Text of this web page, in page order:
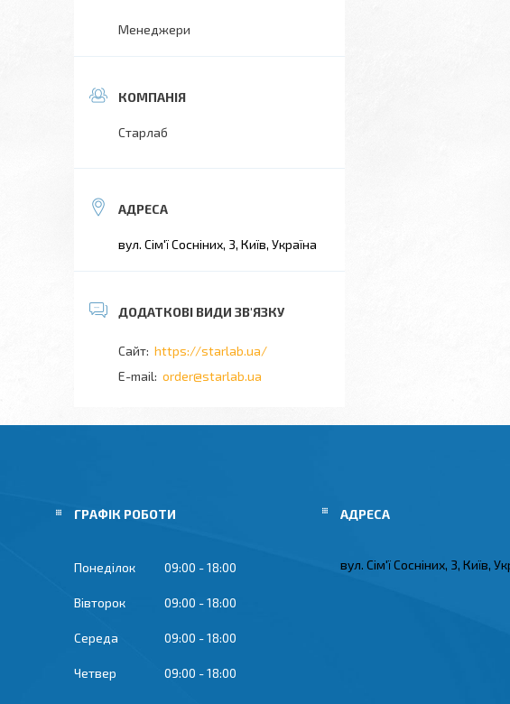
Менеджери
Старлаб
вул. Сім'ї Сосніних, 3, Київ, Україна
https://starlab.ua/
order@starlab.ua
ГРАФІК РОБОТИ
Понеділок 09:00 18:00
Вівторок 09:00 18:00
Середа 09:00 18:00
Четвер 09:00 18:00
вул. Сім'ї Сосніних, 3, Київ,